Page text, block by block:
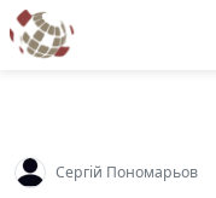
Сергій Пономарьов